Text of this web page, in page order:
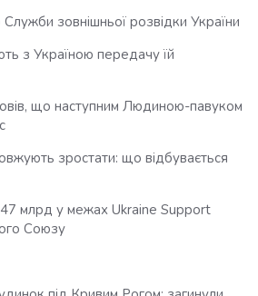
зовнішньої розвідки України
з Україною передачу їй
що наступним Людиною-павуком
зростати: що відбувається
млрд у межах Ukraine Support
Союзу